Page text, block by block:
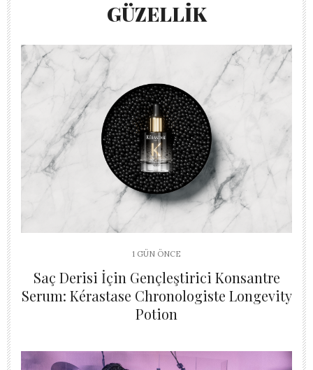
GÜZELLİK
1 GÜN ÖNCE
Saç Derisi İçin Gençleştirici Konsantre
Serum: Kérastase Chronologiste Longevity
Potion